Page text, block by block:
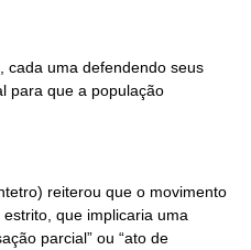
cada uma defendendo seus
para que a população
reiterou que o movimento
que implicaria uma
parcial” ou “ato de